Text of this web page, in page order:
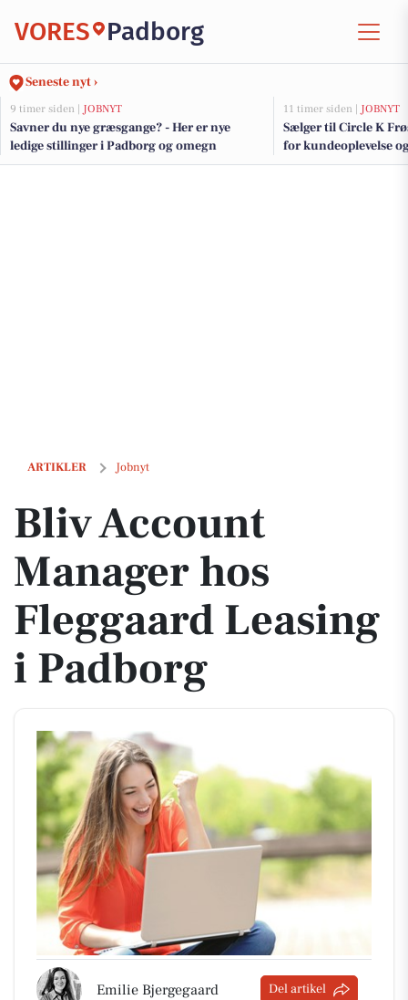
VORES Padborg
Seneste nyt ›
9 timer siden | JOBNYT
Savner du nye græsgange? - Her er nye
ledige stillinger i Padborg og omegn
11 timer siden | JOBNYT
Sælger til Circle K
for kundeoplevelse
ARTIKLER Jobnyt
Bliv Account Manager hos Fleggaard Leasing i Padborg
Bliv Account
Manager hos
Fleggaard Leasing
i Padborg
Emilie Bjergegaard Del artikel